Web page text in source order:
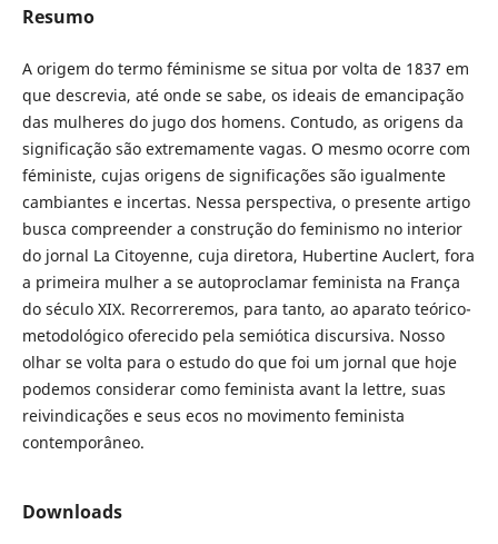
Resumo
A origem do termo féminisme se situa por volta de 1837 em
que descrevia, até onde se sabe, os ideais de emancipação
das mulheres do jugo dos homens. Contudo, as origens da
significação são extremamente vagas. O mesmo ocorre com
féministe, cujas origens de significações são igualmente
cambiantes e incertas. Nessa perspectiva, o presente artigo
busca compreender a construção do feminismo no interior
do jornal La Citoyenne, cuja diretora, Hubertine Auclert, fora
a primeira mulher a se autoproclamar feminista na França
do século XIX. Recorreremos, para tanto, ao aparato teórico-
metodológico oferecido pela semiótica discursiva. Nosso
olhar se volta para o estudo do que foi um jornal que hoje
podemos considerar como feminista avant la lettre, suas
reivindicações e seus ecos no movimento feminista
contemporâneo.
Downloads